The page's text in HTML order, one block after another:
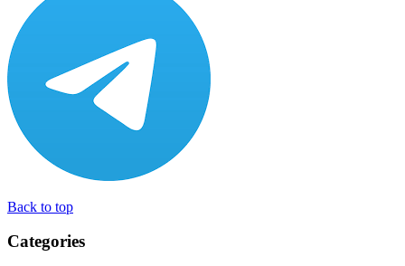
Back to top
Categories